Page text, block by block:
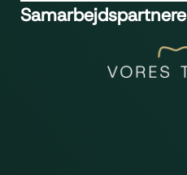
Samarbejdspartnere